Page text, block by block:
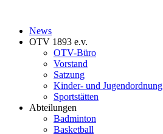
News
OTV 1893 e.v.
OTV-Büro
Vorstand
Satzung
Kinder- und Jugendordnung
Sportstätten
Abteilungen
Badminton
Basketball